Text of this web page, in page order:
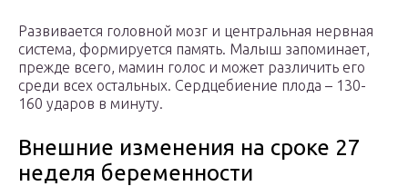
Развивается головной мозг и центральная нервная
система, формируется память. Малыш запоминает,
прежде всего, мамин голос и может различить его
среди всех остальных. Сердцебиение плода – 130-
160 ударов в минуту.
Внешние изменения на сроке 27
неделя беременности